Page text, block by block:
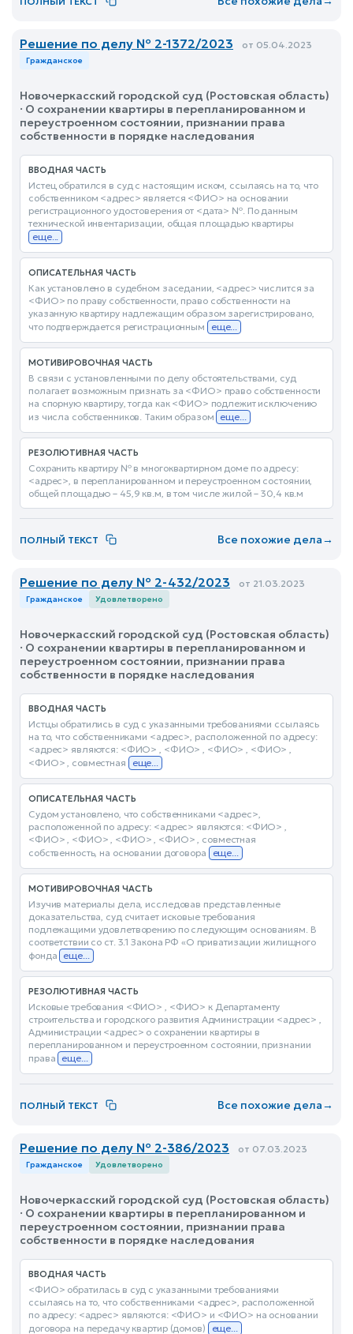
Решение по делу № 2-1372/2023 от 05.04.2023
Гражданское
Новочеркасский городской суд (Ростовская область)
· О сохранении квартиры в перепланированном и
переустроенном состоянии, признании права
собственности в порядке наследования
ВВОДНАЯ ЧАСТЬ
Истец обратился в суд с настоящим иском, ссылаясь на то, что
собственником <адрес> является <ФИО> на основании
регистрационного удостоверения от <дата> №. По данным
технической инвентаризации, общая площадью квартиры
еще...
ОПИСАТЕЛЬНАЯ ЧАСТЬ
Как установлено в судебном заседании, <адрес> числится за
<ФИО> по праву собственности, право собственности на
указанную квартиру надлежащим образом зарегистрировано,
что подтверждается регистрационным
еще...
МОТИВИРОВОЧНАЯ ЧАСТЬ
В связи с установленными по делу обстоятельствами, суд
полагает возможным признать за <ФИО> право собственности
на спорную квартиру, тогда как <ФИО> подлежит исключению
из числа собственников. Таким образом еще...
РЕЗОЛЮТИВНАЯ ЧАСТЬ
Сохранить квартиру № в многоквартирном доме по адресу:
<адрес>, в перепланированном и переустроенном состоянии,
общей площадью – 45,9 кв.м, в том числе жилой – 30,4 кв.м
ПОЛНЫЙ ТЕКСТ Все похожие дела→
Решение по делу № 2-432/2023 от 21.03.2023
Гражданское Удовлетворено
Новочеркасский городской суд (Ростовская область)
· О сохранении квартиры в перепланированном и
переустроенном состоянии, признании права
собственности в порядке наследования
ВВОДНАЯ ЧАСТЬ
Истцы обратились в суд с указанными требованиями ссылаясь
на то, что собственниками <адрес>, расположенной по адресу:
<адрес> являются: <ФИО> , <ФИО> , <ФИО> , <ФИО> ,
<ФИО> , совместная
еще...
ОПИСАТЕЛЬНАЯ ЧАСТЬ
Судом установлено, что собственниками <адрес>,
расположенной по адресу: <адрес> являются: <ФИО> ,
<ФИО> , <ФИО> , <ФИО> , <ФИО> , совместная
собственность, на основании договора
еще...
МОТИВИРОВОЧНАЯ ЧАСТЬ
Изучив материалы дела, исследовав представленные
доказательства, суд считает исковые требования
подлежащими удовлетворению по следующим основаниям. В
соответствии со ст. 3.1 Закона РФ «О приватизации жилищного
фонда еще...
РЕЗОЛЮТИВНАЯ ЧАСТЬ
Исковые требования <ФИО> , <ФИО> к Департаменту
строительства и городского развития Администрации <адрес> ,
Администрации <адрес> о сохранении квартиры в
перепланированном и переустроенном состоянии, признании
права еще...
ПОЛНЫЙ ТЕКСТ Все похожие дела→
Решение по делу № 2-386/2023 от 07.03.2023
Гражданское Удовлетворено
Новочеркасский городской суд (Ростовская область)
· О сохранении квартиры в перепланированном и
переустроенном состоянии, признании права
собственности в порядке наследования
ВВОДНАЯ ЧАСТЬ
<ФИО> обратилась в суд с указанными требованиями
ссылаясь на то, что собственниками <адрес>, расположенной
по адресу: <адрес> являются: <ФИО> и <ФИО> на основании
договора на передачу квартир (домов)
еще...